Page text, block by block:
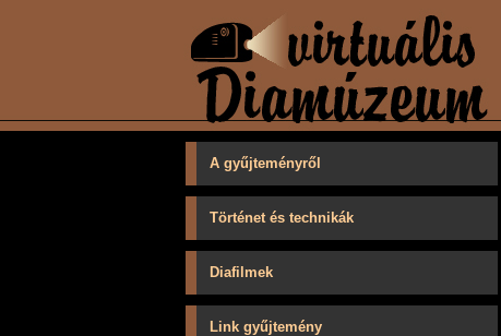
A gyűjteményről
Történet és technikák
Diafilmek
Link gyűjtemény